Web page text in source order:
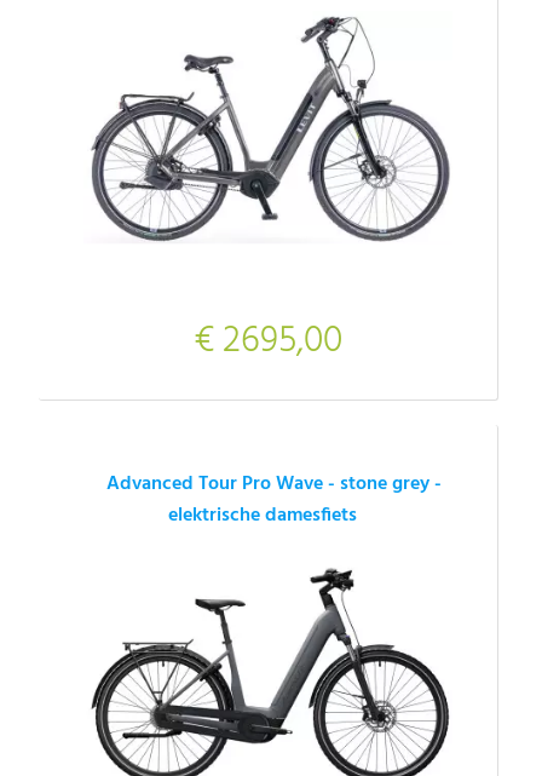
€ 2695,00
Advanced Tour Pro Wave - stone grey -
elektrische damesfiets